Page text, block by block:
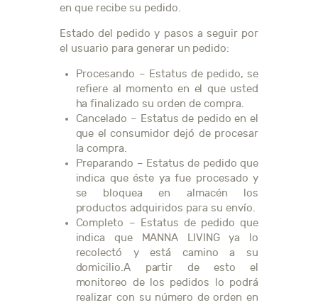
en que recibe su pedido.
Estado del pedido y pasos a seguir por
el usuario para generar un pedido:
Procesando – Estatus de pedido, se
refiere al momento en el que usted
ha finalizado su orden de compra.
Cancelado – Estatus de pedido en el
que el consumidor dejó de procesar
la compra.
Preparando – Estatus de pedido que
indica que éste ya fue procesado y
se bloquea en almacén los
productos adquiridos para su envío.
Completo – Estatus de pedido que
indica que MANNA LIVING ya lo
recolectó y está camino a su
domicilio.A partir de esto el
monitoreo de los pedidos lo podrá
realizar con su número de orden en